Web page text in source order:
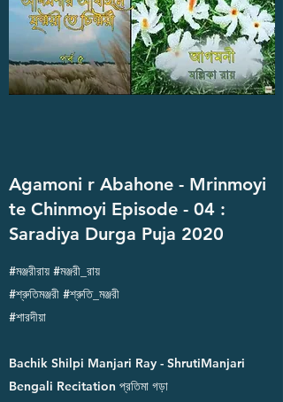
Agamoni r Abahone - Mrinmoyi
te Chinmoyi Episode - 04 :
Saradiya Durga Puja 2020
#মঞ্জরীরায় #মঞ্জরী_রায়
#শ্রুতিমঞ্জরী #শ্রুতি_মঞ্জরী
#শারদীয়া
Bachik Shilpi Manjari Ray - ShrutiManjari
Bengali Recitation প্রতিমা গড়া